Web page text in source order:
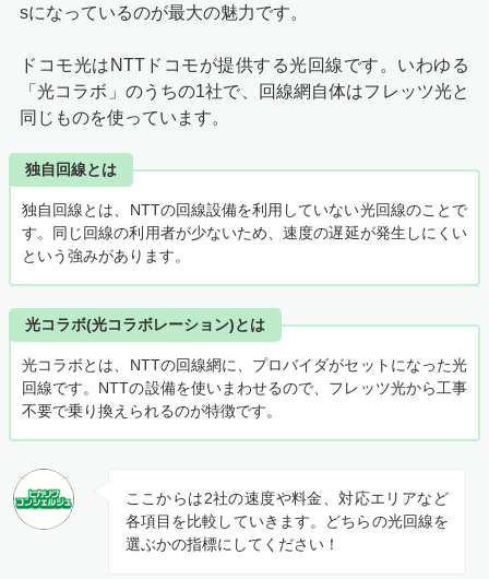
sになっているのが最大の魅力です。
ドコモ光はNTTドコモが提供する光回線です。いわゆる
「光コラボ」のうちの1社で、回線網自体はフレッツ光と
同じものを使っています。
独自回線とは
独自回線とは、NTTの回線設備を利用していない光回線のことで
す。同じ回線の利用者が少ないため、速度の遅延が発生しにくい
という強みがあります。
光コラボ(光コラボレーション)とは
光コラボとは、NTTの回線網に、プロバイダがセットになった光
回線です。NTTの設備を使いまわせるので、フレッツ光から工事
不要で乗り換えられるのが特徴です。
ここからは2社の速度や料金、対応エリアなど
各項目を比較していきます。どちらの光回線を
選ぶかの指標にしてください！